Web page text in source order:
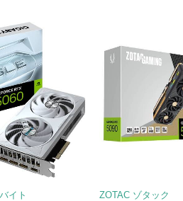
イト
ZOTAC ゾタック